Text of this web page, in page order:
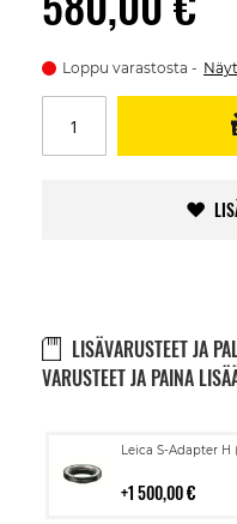
Loppu varastosta
LISÄVARUSTEET JA
VARUSTEET JA PAINA
Leica S-Adapter H
1 500,00 €
Lisää